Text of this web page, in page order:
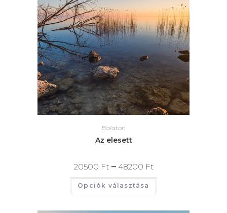
Balaton
Az elesett
20500 Ft– 48200 Ft
Opciók választása